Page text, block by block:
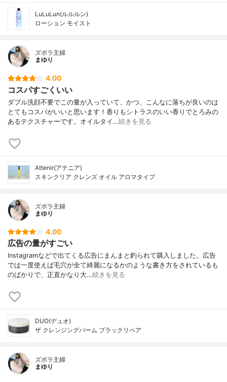
LuLuLun(ルルルン)
ローション モイスト
ズボラ主婦
まゆり
4.00
コスパすごくいい
ダブル洗顔不要でこの量が入っていて、かつ、こんなに落ちが良いのは
とてもコスパがいいと思います！香りもシトラスのいい香りでとろみの
あるテクスチャーです。オイルタイ…続きを見る
Attenir(アテニア)
スキンクリア クレンズ オイル アロマタイプ
ズボラ主婦
まゆり
4.00
広告の量がすごい
Instagramなどで出てくる広告にまんまと釣られて購入しました。広告
では一度使えば毛穴が全て綺麗になるかのような書き方をされているも
のばかりで、正直かなり大…続きを見る
DUO(デュオ)
ザ クレンジングバーム ブラックリペア
ズボラ主婦
まゆり